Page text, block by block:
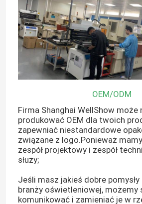
OEM/ODM
Firma Shanghai WellShow może
produkować OEM dla twoich
zapewniać niestandardowe
związane z logo.Ponieważ
zespół projektowy i zespół
służy;
Jeśli masz jakieś dobre
branży oświetleniowej, możemy
komunikować i zamieniać je w